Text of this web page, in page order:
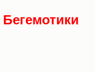
Бегемотики